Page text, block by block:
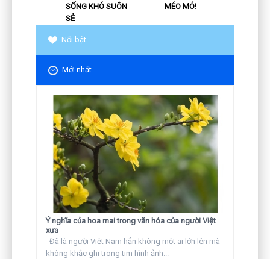
SỐNG KHÓ SUÔN
SẺ
MÉO MÓ!
Nổi bật
Mới nhất
Ý nghĩa của hoa mai trong văn hóa của người Việt
xưa
Đã là người Việt Nam hẳn không một ai lớn lên mà
không khắc ghi trong tim hình ảnh...